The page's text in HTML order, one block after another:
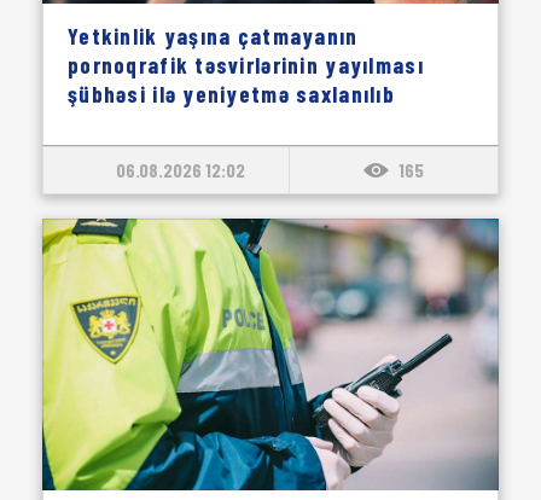
Yetkinlik yaşına çatmayanın
pornoqrafik təsvirlərinin yayılması
şübhəsi ilə yeniyetmə saxlanılıb
06.08.2026 12:02 165